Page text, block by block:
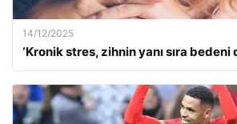
14/12/2025
‘Kronik stres, zihnin yanı sıra